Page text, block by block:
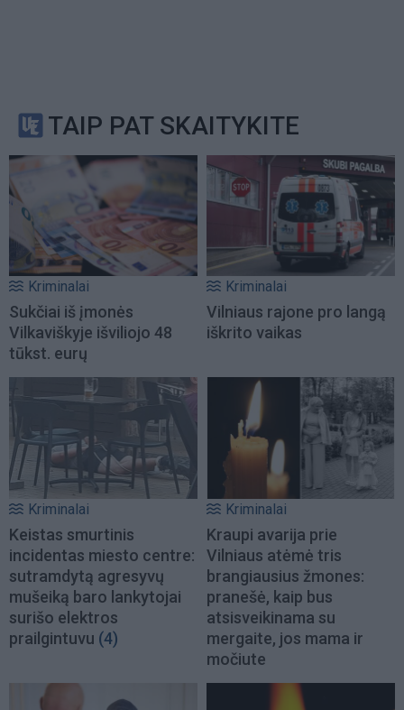
TAIP PAT SKAITYKITE
Kriminalai
Sukčiai iš įmonės
Vilkaviškyje išviliojo 48
tūkst. eurų
Kriminalai
Vilniaus rajone pro langą
iškrito vaikas
Kriminalai
Keistas smurtinis
incidentas miesto centre:
sutramdytą agresyvų
mušeiką baro lankytojai
surišo elektros
prailgintuvu (4)
Kriminalai
Kraupi avarija prie
Vilniaus atėmė tris
brangiausius žmones:
pranešė, kaip bus
atsisveikinama su
mergaite, jos mama ir
močiute